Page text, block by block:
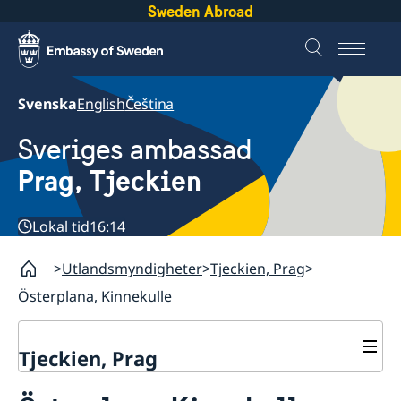
Sweden Abroad
SvenskaEnglishČeština
Sveriges ambassad
Prag, Tjeckien
Lokal tid16:14
Utlandsmyndigheter Tjeckien, Prag
Österplana, Kinnekulle
Tjeckien, Prag